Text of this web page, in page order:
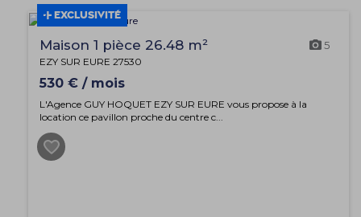
EXCLUSIVITÉ
Maison 1 pièce 26.48 m² 5
EZY SUR EURE 27530
530 € / mois
L'Agence GUY HOQUET EZY SUR EURE vous propose à la
location ce pavillon proche du centre c...